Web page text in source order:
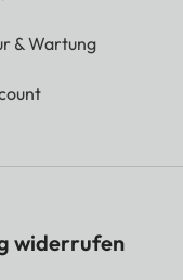
& Wartung
widerrufen